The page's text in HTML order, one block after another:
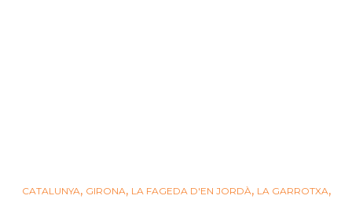
CATALUNYA, GIRONA, LA FAGEDA D'EN JORDÀ, LA GARROTXA,